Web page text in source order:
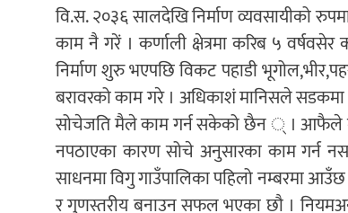
वि.स. २०३६ सालदेखि निर्माण व्यवसायीको
काम नै गरें । कर्णाली क्षेत्रमा करिब ५
निर्माण शुरु भएपछि विकट पहाडी
बरावरको काम गरे । अधिकाशं मानिसले सडकमा
सोचेजति मैले काम गर्न सकेको छैन ् । आफैले
नपठाएका कारण सोचे अनुसारका काम गर्न
साधनमा विगु गाउँपालिका पहिलो नम्बरमा
र गुणस्तरीय बनाउन सफल भएका छौ ।